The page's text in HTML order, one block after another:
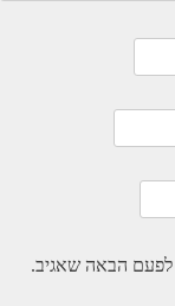
לפעם הבאה שאגיב.